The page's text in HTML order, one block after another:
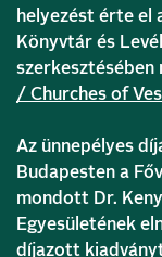
helyezést érte el
Könyvtár és
szerkesztésében
/ Churches of
Az ünnepélyes
Budapesten a
mondott Dr.
Egyesületének
díjazott